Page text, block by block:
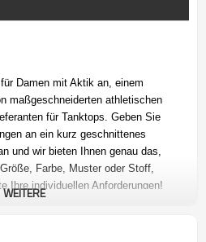
Damen mit Aktik an, einem
maßgeschneiderten athletischen
für Tanktops. Geben Sie
an ein kurz geschnittenes
und wir bieten Ihnen genau das,
Farbe, Muster oder Stoff,
Ihre individuellen Anforderungen!
WEITERE